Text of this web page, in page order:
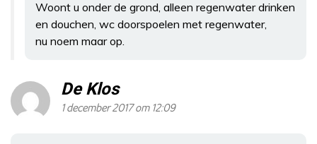
Woont u onder de grond, alleen regenwater drinken
en douchen, wc doorspoelen met regenwater,
nu noem maar op.
De Klos
1 december 2017 om 12:09